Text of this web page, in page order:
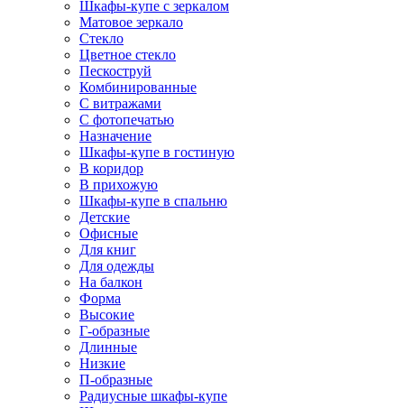
Шкафы-купе с зеркалом
Матовое зеркало
Стекло
Цветное стекло
Пескоструй
Комбинированные
С витражами
С фотопечатью
Назначение
Шкафы-купе в гостиную
В коридор
В прихожую
Шкафы-купе в спальню
Детские
Офисные
Для книг
Для одежды
На балкон
Форма
Высокие
Г-образные
Длинные
Низкие
П-образные
Радиусные шкафы-купе